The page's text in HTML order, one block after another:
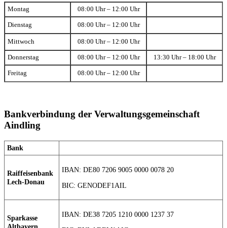
Montag 08:00 Uhr – 12:00 Uhr
Dienstag 08:00 Uhr – 12:00 Uhr
Mittwoch 08:00 Uhr – 12:00 Uhr
Donnerstag 08:00 Uhr – 12:00 Uhr 13:30 Uhr – 18:00 Uhr
Freitag 08:00 Uhr – 12:00 Uhr
Bankverbindung der Verwaltungsgemeinschaft
Aindling
Bank
Raiffeisenbank
Lech-Donau
IBAN: DE80 7206 9005 0000 0078 20
BIC: GENODEF1AIL
Sparkasse
Altbayern
IBAN: DE38 7205 1210 0000 1237 37